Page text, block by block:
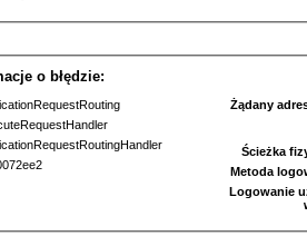
o błędzie:
Żądany
Ścieżka
Metoda
Logowanie